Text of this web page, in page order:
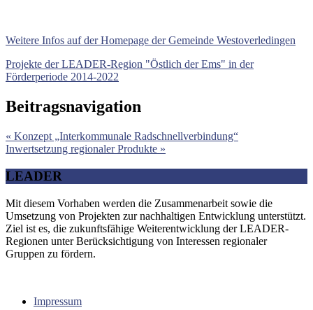
Weitere Infos auf der Homepage der Gemeinde Westoverledingen
Projekte der LEADER-Region "Östlich der Ems" in der
Förderperiode 2014-2022
Beitragsnavigation
« Konzept „Interkommunale Radschnellverbindung“
Inwertsetzung regionaler Produkte »
LEADER
Mit diesem Vorhaben werden die Zusammenarbeit sowie die
Umsetzung von Projekten zur nachhaltigen Entwicklung unterstützt.
Ziel ist es, die zukunftsfähige Weiterentwicklung der LEADER-
Regionen unter Berücksichtigung von Interessen regionaler
Gruppen zu fördern.
Impressum